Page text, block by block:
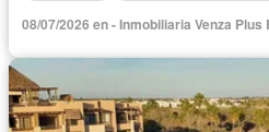
08/07/2026 en - Inmobiliaria Venza